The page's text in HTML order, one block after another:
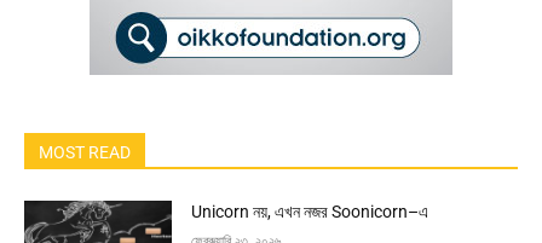
MOST READ
Unicorn নয়, এখন নজর Soonicorn–এ